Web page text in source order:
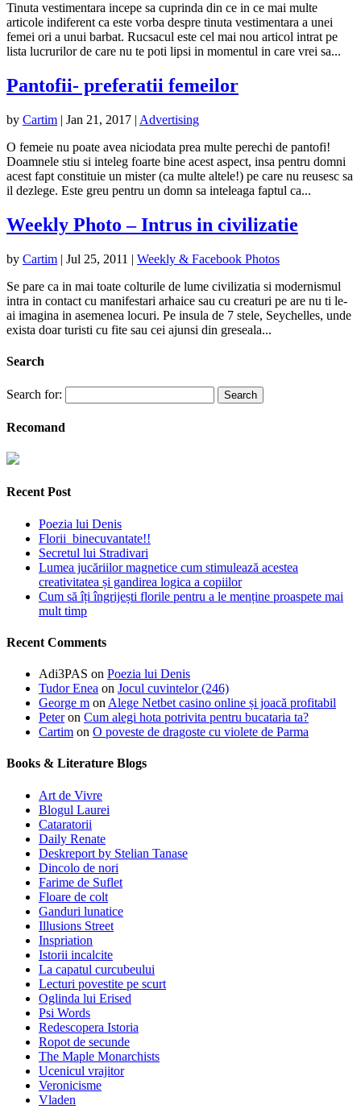
Tinuta vestimentara incepe sa cuprinda din ce in ce mai multe
articole indiferent ca este vorba despre tinuta vestimentara a unei
femei ori a unui barbat. Rucsacul este cel mai nou articol intrat pe
lista lucrurilor de care nu te poti lipsi in momentul in care vrei sa...
Pantofii- preferatii femeilor
by Cartim | Jan 21, 2017 | Advertising
O femeie nu poate avea niciodata prea multe perechi de pantofi!
Doamnele stiu si inteleg foarte bine acest aspect, insa pentru domni
acest fapt constituie un mister (ca multe altele!) pe care nu reusesc sa
il dezlege. Este greu pentru un domn sa inteleaga faptul ca...
Weekly Photo – Intrus in civilizatie
by Cartim | Jul 25, 2011 | Weekly & Facebook Photos
Se pare ca in mai toate colturile de lume civilizatia si modernismul
intra in contact cu manifestari arhaice sau cu creaturi pe are nu ti le-
ai imagina in asemenea locuri. Pe insula de 7 stele, Seychelles, unde
exista doar turisti cu fite sau cei ajunsi din greseala...
Search
Search for:
Recomand
Recent Post
Poezia lui Denis
Florii binecuvantate!!
Secretul lui Stradivari
Lumea jucăriilor magnetice cum stimulează acestea
creativitatea și gandirea logica a copiilor
Cum să îți îngrijești florile pentru a le menține proaspete mai
mult timp
Recent Comments
Adi3PAS on Poezia lui Denis
Tudor Enea on Jocul cuvintelor (246)
George m on Alege Netbet casino online și joacă profitabil
Peteron Cum alegi hota potrivita pentru bucataria ta?
Cartim on O poveste de dragoste cu violete de Parma
Books & Literature Blogs
Art de Vivre
Blogul Laurei
Cataratorii
Daily Renate
Deskreport by Stelian Tanase
Dincolo de nori
Farime de Suflet
Floare de colt
Ganduri lunatice
Illusions Street
Inspriation
Istorii incalcite
La capatul curcubeului
Lecturi povestite pe scurt
Oglinda lui Erised
Psi Words
Redescopera Istoria
Ropot de secunde
The Maple Monarchists
Ucenicul vrajitor
Veronicisme
Vladen